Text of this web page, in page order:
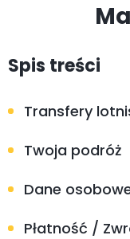
Spis treści
Transfery
Twoja podróż
Dane
Płatność /